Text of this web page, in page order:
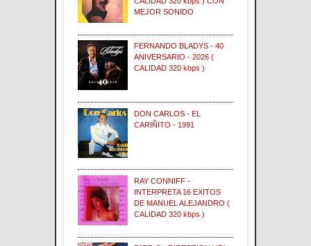
MEJOR SONIDO
FERNANDO BLADYS - 40
ANIVERSARIO - 2026 (
CALIDAD 320 kbps )
DON CARLOS - EL
CARIÑITO - 1991
RAY CONNIFF -
INTERPRETA 16 EXITOS
DE MANUEL ALEJANDRO (
CALIDAD 320 kbps )